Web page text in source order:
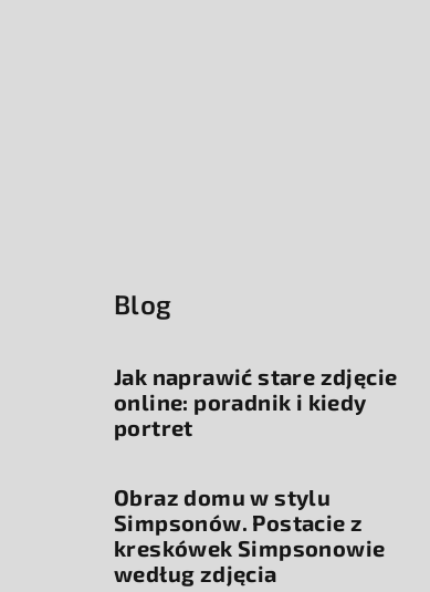
Blog
Jak naprawić stare zdjęcie
online: poradnik i kiedy
portret
Obraz domu w stylu
Simpsonów. Postacie z
kreskówek Simpsonowie
według zdjęcia